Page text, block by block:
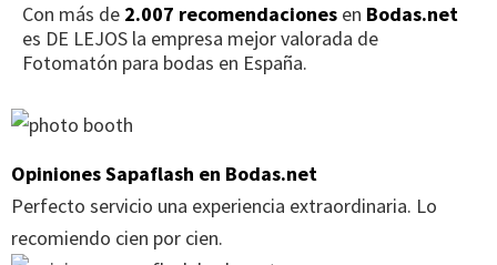
Con más de 2.007 recomendaciones en Bodas.net
es DE LEJOS la empresa mejor valorada de
Fotomatón para bodas en España.
Opiniones Sapaflash en Bodas.net
Perfecto servicio una experiencia extraordinaria. Lo
recomiendo cien por cien.